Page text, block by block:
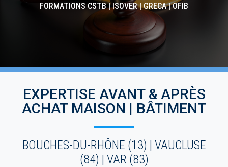
FORMATIONS CSTB | ISOVER | GRECA | OFIB
EXPERTISE AVANT & APRÈS
ACHAT MAISON | BÂTIMENT
BOUCHES-DU-RHÔNE (13) | VAUCLUSE
(84) | VAR (83)